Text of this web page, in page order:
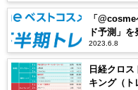
「
ド予測」
無加工主義
燃」「イ
2023.6.8
日経クロ
キング（ト